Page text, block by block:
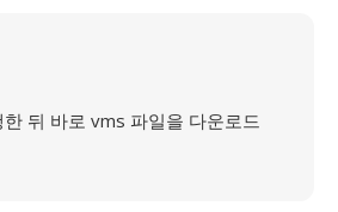
뒤 바로 vms 파일을 다운로드